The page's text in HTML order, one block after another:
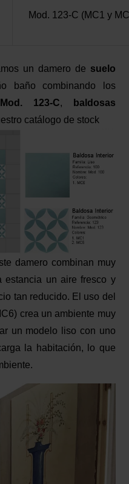
Mod. 123-C (MC1 y
un damero de suelo
baño combinando los
Mod. 123-C,
baldosas
catálogo de stock
damero combinan muy
un aire fresco y
tan reducido. El uso del
crea un ambiente muy
un modelo liso con uno
la habitación, lo que